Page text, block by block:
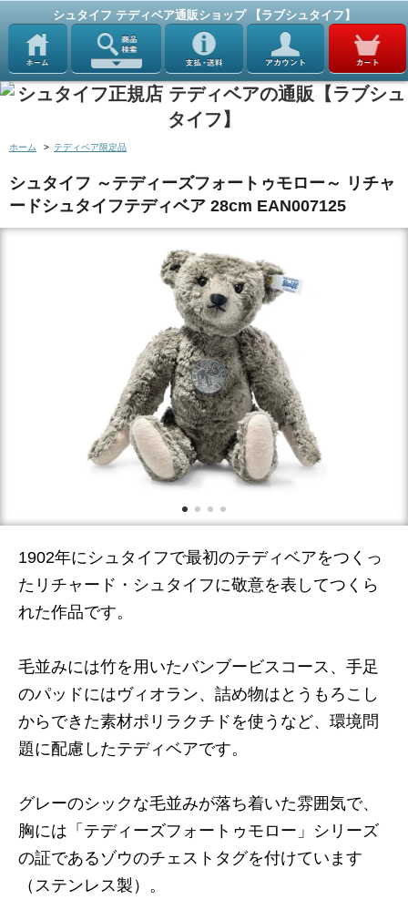
シュタイフ テディベア通販ショップ 【ラブシュタイフ】
ホーム > テディベア限定品
シュタイフ ～テディーズフォートゥモロー～ リチャ
ードシュタイフテディベア 28cm EAN007125
1902年にシュタイフで最初のテディベアをつくっ
たリチャード・シュタイフに敬意を表してつくら
れた作品です。
毛並みには竹を用いたバンブービスコース、手足
のパッドにはヴィオラン、詰め物はとうもろこし
からできた素材ポリラクチドを使うなど、環境問
題に配慮したテディベアです。
グレーのシックな毛並みが落ち着いた雰囲気で、
胸には「テディーズフォートゥモロー」シリーズ
の証であるゾウのチェストタグを付けています
（ステンレス製）。